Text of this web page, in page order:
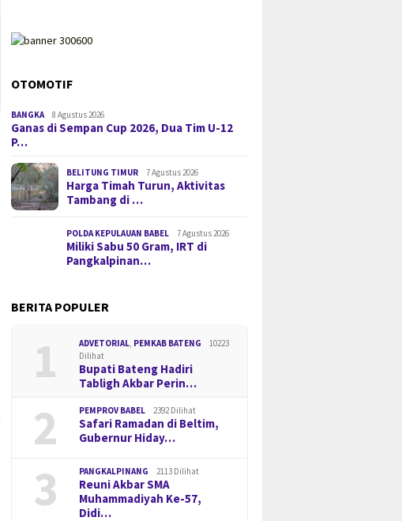
OTOMOTIF
BANGKA 8 Agustus 2026
Ganas di Sempan Cup 2026, Dua Tim U-12
P…
BELITUNG TIMUR 7 Agustus 2026
Harga Timah Turun, Aktivitas
Tambang di …
POLDA KEPULAUAN BABEL 7 Agustus 2026
Miliki Sabu 50 Gram, IRT di
Pangkalpinan…
BERITA POPULER
1 ADVETORIAL, PEMKAB BATENG
10223
Dilihat
Bupati Bateng Hadiri
Tabligh Akbar Perin…
2 PEMPROV BABEL 2392 Dilihat
Safari Ramadan di Beltim,
Gubernur Hiday…
3 PANGKALPINANG 2113 Dilihat
Reuni Akbar SMA
Muhammadiyah Ke-57,
Didi…